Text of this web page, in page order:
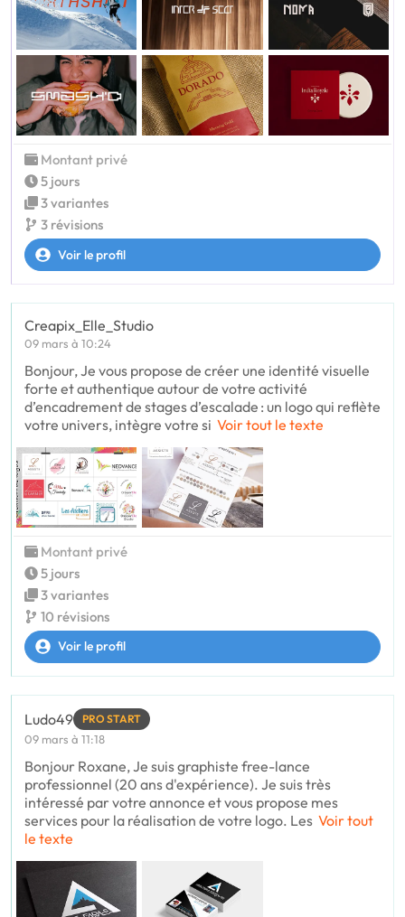
Montant privé
5 jours
3 variantes
3 révisions
Voir le profil
Creapix_Elle_Studio
09 mars à 10:24
Bonjour, Je vous propose de créer une identité visuelle
forte et authentique autour de votre activité
d’encadrement de stages d’escalade : un logo qui reflète
votre univers, intègre votre si Voir tout le texte
Montant privé
5 jours
3 variantes
10 révisions
Voir le profil
Ludo49 PRO START
09 mars à 11:18
Bonjour Roxane, Je suis graphiste free-lance
professionnel (20 ans d'expérience). Je suis très
intéressé par votre annonce et vous propose mes
services pour la réalisation de votre logo. Les Voir tout
le texte